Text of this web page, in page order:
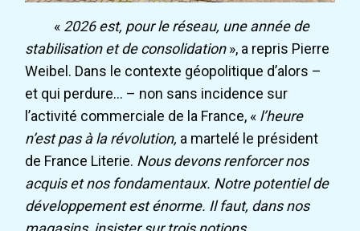
« 2026 est, pour le réseau, une année de
stabilisation et de consolidation», a repris Pierre
Weibel. Dans le contexte géopolitique d’alors –
et qui perdure… – non sans incidence sur
l’activité commerciale de la France, « l’heure
n’est pas à la révolution, a martelé le président
de France Literie. Nous devons renforcer nos
acquis et nos fondamentaux. Notre potentiel de
développement est énorme. Il faut, dans nos